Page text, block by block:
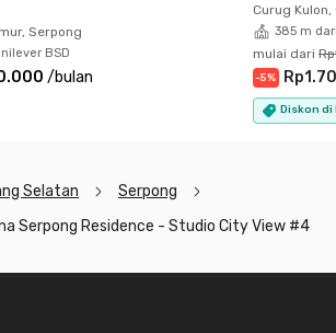
Serpong
BSD
/bulan
Curug Kulon,
385 m
mulai dari
-5%
Diskon
Selatan
Serpong
Serpong Residence - Studio City View #4